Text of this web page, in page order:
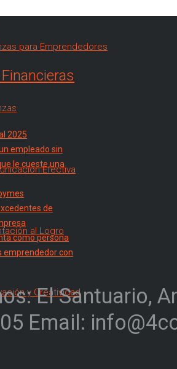
para Emprendedores
Efectiva
al Logro
y Creatividad
2025
empleado sin
le cueste una
de
como persona
emprendedor con
El Santuario,
Email: